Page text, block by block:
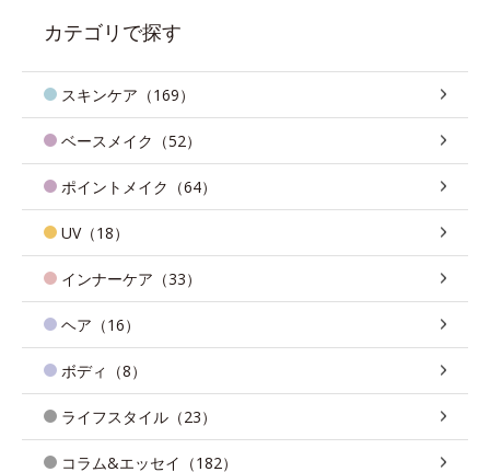
カテゴリで探す
スキンケア（169）
ベースメイク（52）
ポイントメイク（64）
UV（18）
インナーケア（33）
ヘア（16）
ボディ（8）
ライフスタイル（23）
コラム&エッセイ（182）